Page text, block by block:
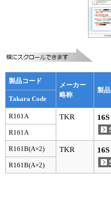
リアルタイムPCR実験ガイド
遺伝子検査ガイド（食品・
NGSポータルサイト
幹細胞・再生医療研究ガイ
クローニング実験ガイド
細胞選択ガイド
製品コード
メーカー
略称
製
Takara Code
R161A TKR
R161A
R161B(A×2) TKR
R161B(A×2)